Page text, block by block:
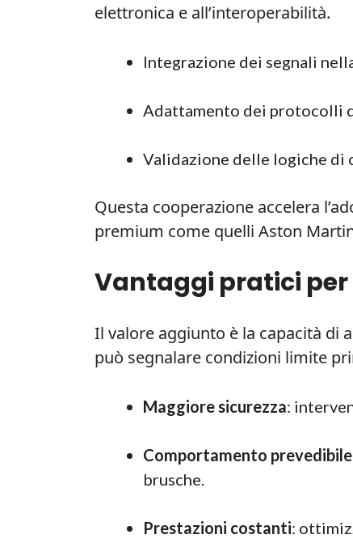
elettronica e all’interoperabilità.
Integrazione dei segnali
Adattamento dei protocolli
Validazione delle logiche
Questa cooperazione accelera
premium come quelli Aston
Vantaggi pratici per
Il valore aggiunto è la capacità di
può segnalare condizioni limite
Maggiore sicurezza:
Comportamento prevedibile
brusche.
Prestazioni costanti: